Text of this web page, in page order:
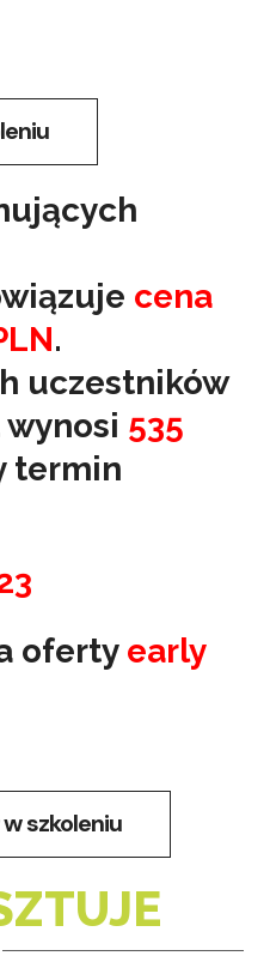
cena
.
uczestników
535
termin
oferty early
szkoleniu